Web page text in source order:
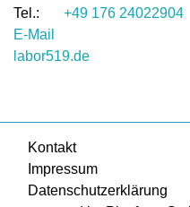
+49 176 24022904
E-Mail
labor519.de
Kontakt
Impressum
Datenschutzerklärung